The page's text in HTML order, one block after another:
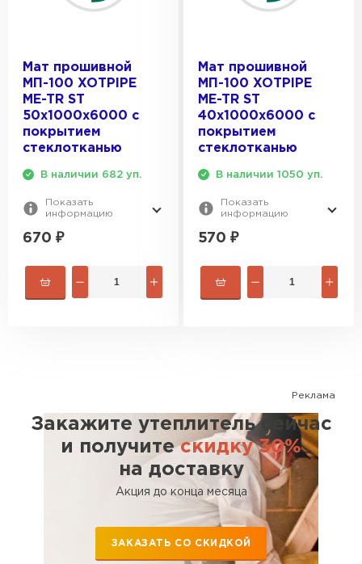
Мат прошивной
МП-100 XOTPIPE
ME-TR ST
50х1000х6000 с
покрытием
стеклотканью
В наличии 682 уп.
Показать
информацию
670 ₽
Мат прошивной
МП-100 XOTPIPE
ME-TR ST
40х1000х6000 с
покрытием
стеклотканью
В наличии 1050 уп.
Показать
информацию
570 ₽
Реклама
Закажите утеплитель сейчас
и получитескидку 30%
на доставку
Акция до конца месяца
ЗАКАЗАТЬ СО СКИДКОЙ
Утеплитель Paroc
Утеплитель Penoplex
Утеплитель Rockwool
ПЕРЕЙТИ
ПЕРЕЙТИ
Утеплитель Юматекс Термо
ПЕРЕЙТИ